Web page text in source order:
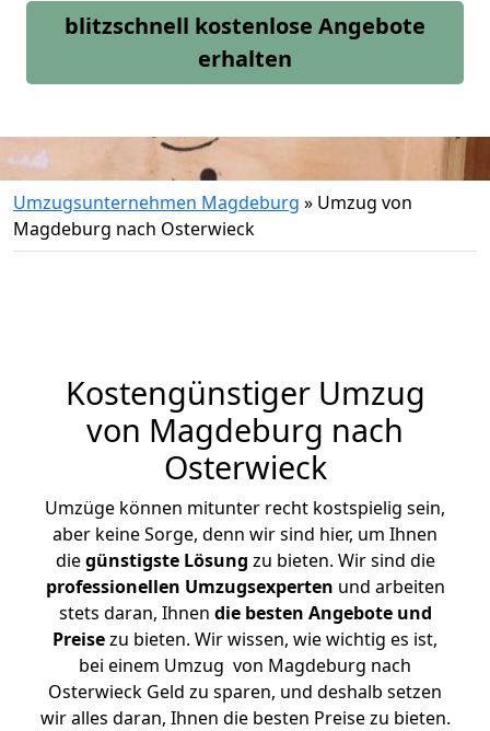
blitzschnell kostenlose Angebote
erhalten
Umzugsunternehmen Magdeburg » Umzug von
Magdeburg nach Osterwieck
Kostengünstiger Umzug
von Magdeburg nach
Osterwieck
Umzüge können mitunter recht kostspielig sein,
aber keine Sorge, denn wir sind hier, um Ihnen
diegünstigste Lösung zu bieten. Wir sind die
professionellen Umzugsexperten und arbeiten
stets daran, Ihnen die besten Angebote und
Preisezu bieten. Wir wissen, wie wichtig es ist,
bei einem Umzug von Magdeburg nach
Osterwieck Geld zu sparen, und deshalb setzen
wir alles daran, Ihnen die besten Preise zu bieten.